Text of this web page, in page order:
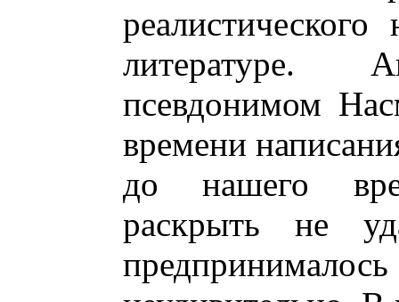
литературе.
псевдонимом
времени
до нашего
раскрыть не